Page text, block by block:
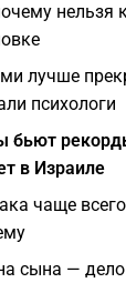
нельзя
лучше
психологи
бьют
в Израиле
чаще всего
сына —